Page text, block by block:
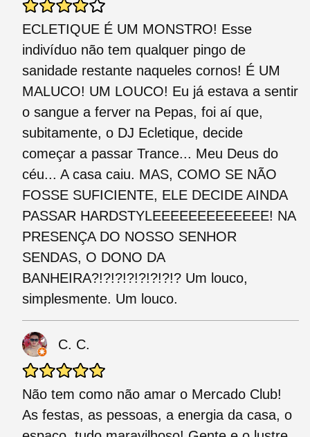
ECLETIQUE É UM MONSTRO! Esse
indivíduo não tem qualquer pingo de
sanidade restante naqueles cornos! É UM
MALUCO! UM LOUCO! Eu já estava a sentir
o sangue a ferver na Pepas, foi aí que,
subitamente, o DJ Ecletique, decide
começar a passar Trance... Meu Deus do
céu... A casa caiu. MAS, COMO SE NÃO
FOSSE SUFICIENTE, ELE DECIDE AINDA
PASSAR HARDSTYLEEEEEEEEEEEEE! NA
PRESENÇA DO NOSSO SENHOR
SENDAS, O DONO DA
BANHEIRA?!?!?!?!?!?!?!? Um louco,
simplesmente. Um louco.
C. C.
Não tem como não amar o Mercado Club!
As festas, as pessoas, a energia da casa, o